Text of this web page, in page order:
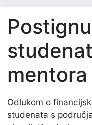
mentora
Odlukom o
studenata s